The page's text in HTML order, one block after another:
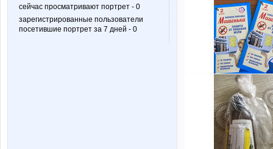
сейчас просматривают портрет - 0
зарегистрированные пользователи
посетившие портрет за 7 дней - 0